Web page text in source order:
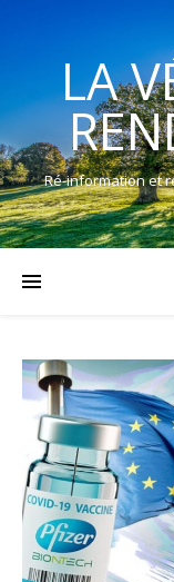
LA
Ré-information et